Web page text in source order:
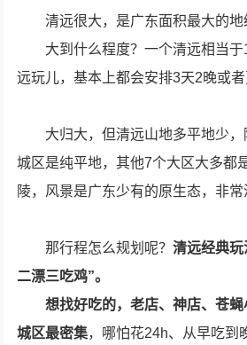
清远很大，是广东面积最大的地
大到什么程度？一个清远相当
远玩儿，基本上都会安排3天2晚或者
大归大，但清远山地多平地少
城区是纯平地，其他7个大区大多都
陵，风景是广东少有的原生态，非常
那行程怎么规划呢？清远经典
二漂三吃鸡”。
想找好吃的，老店、神店、苍
城区最密集，哪怕花24h、从早吃到